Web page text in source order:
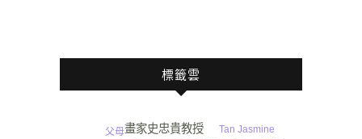
標籤雲
畫家史忠貴教授 Tan Jasmine
父母